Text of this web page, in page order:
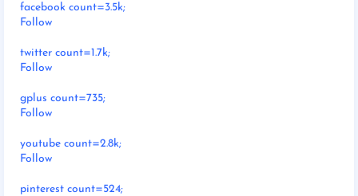
facebook count=3.5k;
Follow
twitter count=1.7k;
Follow
gplus count=735;
Follow
youtube count=2.8k;
Follow
pinterest count=524;